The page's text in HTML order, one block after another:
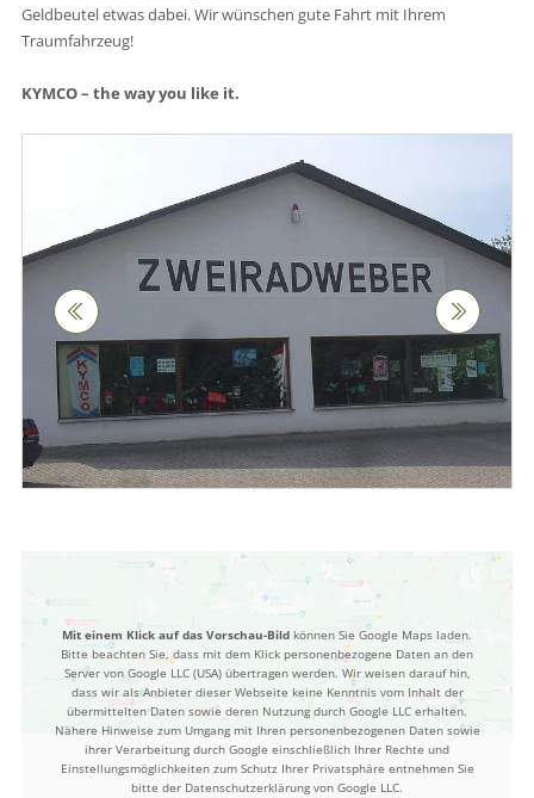
Geldbeutel etwas dabei. Wir wünschen gute Fahrt mit Ihrem
Traumfahrzeug!
KYMCO – the way you like it.
Mit einem Klick auf das Vorschau-Bild können Sie Google Maps laden.
Bitte beachten Sie, dass mit dem Klick personenbezogene Daten an den
Server von Google LLC (USA) übertragen werden. Wir weisen darauf hin,
dass wir als Anbieter dieser Webseite keine Kenntnis vom Inhalt der
übermittelten Daten sowie deren Nutzung durch Google LLC erhalten.
Nähere Hinweise zum Umgang mit Ihren personenbezogenen Daten sowie
ihrer Verarbeitung durch Google einschließlich Ihrer Rechte und
Einstellungsmöglichkeiten zum Schutz Ihrer Privatsphäre entnehmen Sie
bitte der Datenschutzerklärung von Google LLC.